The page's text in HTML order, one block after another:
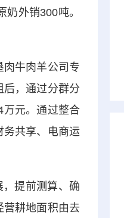
外销300吨。
牛肉羊公司专
，通过分群分
万元。通过整合
务共享、电商运
提前测算、确
耕地面积由去